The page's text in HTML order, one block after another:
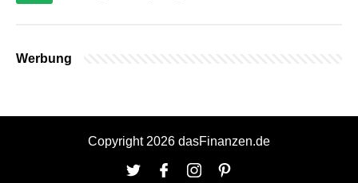
Werbung
Copyright 2026 dasFinanzen.de